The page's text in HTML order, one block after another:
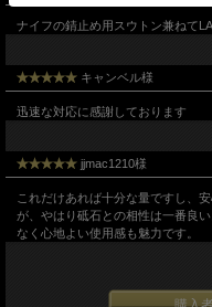
ナイフの錆止め用スウトン兼ねて
キャンベル様
迅速な対応に感謝しております
jjmac1210様
これだけあれば十分な量ですし、
が、やはり砥石との相性は一番良
なく心地よい使用感も魅力です。